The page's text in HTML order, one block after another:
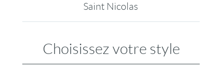
Saint Nicolas
Choisissez votre style